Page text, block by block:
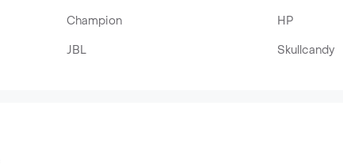
Champion HP
JBL Skullcandy